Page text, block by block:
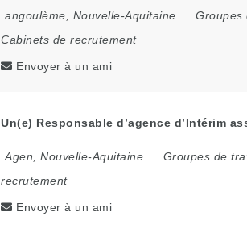
angoulème, Nouvelle-Aquitaine
Groupes
Cabinets de recrutement
Envoyer à un ami
Un(e) Responsable d’agence d’Intérim
Agen, Nouvelle-Aquitaine
Groupes de
recrutement
Envoyer à un ami